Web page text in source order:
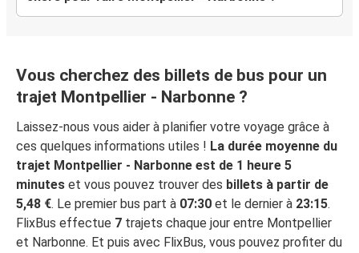
Vous cherchez des billets de bus pour un
trajet Montpellier - Narbonne ?
Laissez-nous vous aider à planifier votre voyage grâce à
ces quelques informations utiles ! La durée moyenne du
trajet Montpellier - Narbonne est de 1 heure 5
minutes et vous pouvez trouver des billets à partir de
5,48 €. Le premier bus part à 07:30 et le dernier à 23:15.
FlixBus effectue 7 trajets chaque jour entre Montpellier
et Narbonne. Et puis avec FlixBus, vous pouvez profiter du